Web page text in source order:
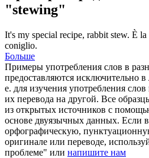
"stewing"
It's my special recipe, rabbit stew. È la
coniglio.
Больше
Примеры употребления слов в
предоставляются исключительно
е. для изучения употребления
их перевода на другой. Все
из открытых источников с
основе двуязычных данных. Если
орфографическую,
оригинале или переводе,
проблеме" или напишите нам